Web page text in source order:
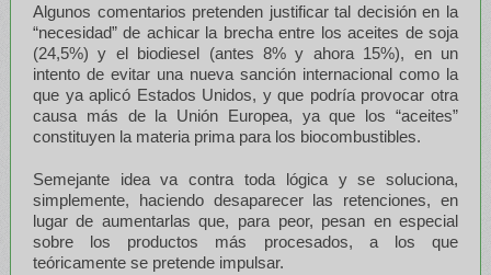
Algunos comentarios pretenden justificar tal decisión en la
“necesidad” de achicar la brecha entre los aceites de soja
(24,5%) y el biodiesel (antes 8% y ahora 15%), en un
intento de evitar una nueva sanción internacional como la
que ya aplicó Estados Unidos, y que podría provocar otra
causa más de la Unión Europea, ya que los “aceites”
constituyen la materia prima para los biocombustibles.
Semejante idea va contra toda lógica y se soluciona,
simplemente, haciendo desaparecer las retenciones, en
lugar de aumentarlas que, para peor, pesan en especial
sobre los productos más procesados, a los que
teóricamente se pretende impulsar.